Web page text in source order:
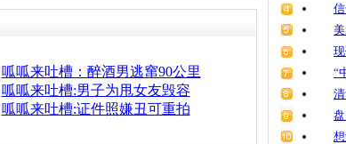
呱呱来吐槽：醉酒男逃窜90公里
呱呱来吐槽:男子为甩女友毁容
呱呱来吐槽:证件照嫌丑可重拍
“